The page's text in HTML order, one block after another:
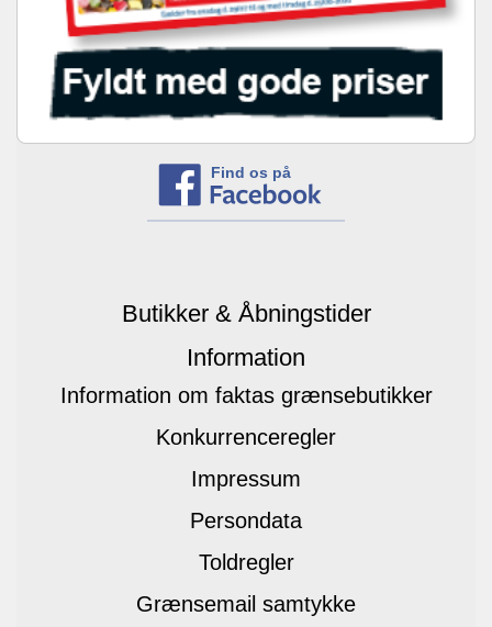
Find os på
Butikker & Åbningstider
Information
Information om faktas grænsebutikker
Konkurrenceregler
Impressum
Persondata
Toldregler
Grænsemail samtykke